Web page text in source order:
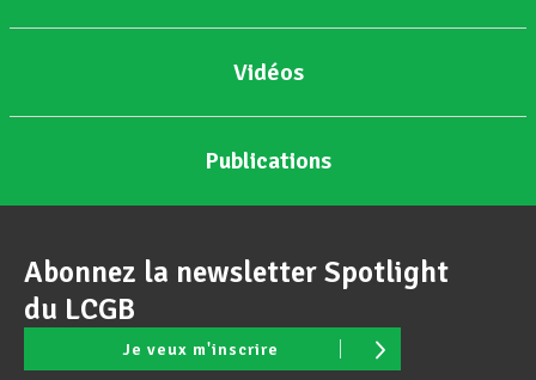
Vidéos
Publications
Abonnez la newsletter Spotlight
du LCGB
Je veux m'inscrire